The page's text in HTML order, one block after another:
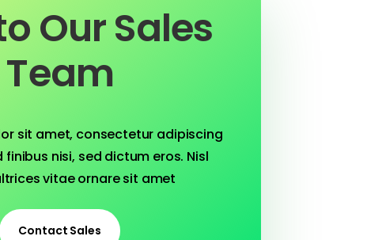
Our Sales
Team
sit amet, consectetur adipiscing
finibus nisi, sed dictum eros. Nisl
vitae ornare sit amet
Contact Sales